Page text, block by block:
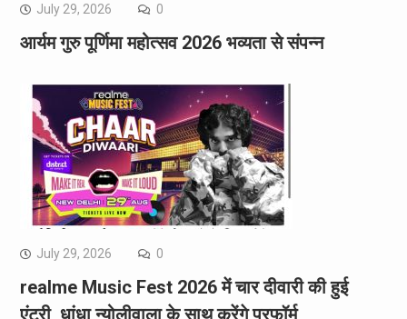
July 29, 2026 0
आर्यम गुरु पूर्णिमा महोत्सव 2026 भव्यता से संपन्न
July 29, 2026 0
realme Music Fest 2026 में चार दीवारी की हुई
एंट्री, धांधा न्योलीवाला के साथ करेंगे परफॉर्म